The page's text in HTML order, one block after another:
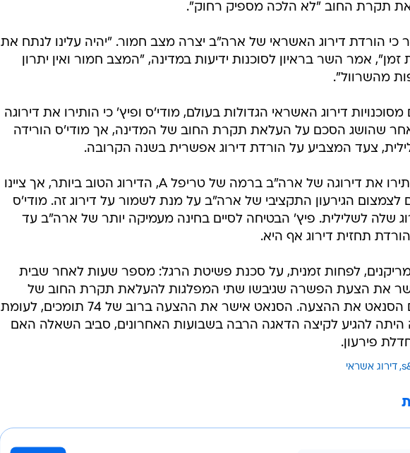
תקרת החוב "לא הלכה מספיק רחוק".
הורדת דירוג האשראי של ארה"ב יצרה מצב חמור. "יהיה עלינו לנתח את
אמר השר בראיון לסוכנות ידיעות במדינה, "המצב חמור ואין יתרון
מהשרוול".
מסוכנויות דירוג האשראי הגדולות בעולם, מודי'ס ופיץ' כי הותירו את דירוגה
שהושג הסכם על העלאת תקרת החוב של המדינה, אך מודי'ס הורידה
צעד המצביע על הורדת דירוג אפשרית בשנה הקרובה.
סוכנויות מודי'ס ופיץ' הותירו את דירוגה של ארה"ב ברמה של טריפל A, הדירוג הטוב ביותר, אך ציינו
לצמצום הגירעון התקציבי של ארה"ב על מנת לשמור על דירוג זה. מודי'ס
שלה לשלילית. פיץ' הבטיחה לסיים בחינה מעמיקה יותר של ארה"ב עד
תחזית דירוג אף היא.
לפחות זמנית, על סכנת פשיטת הרגל: מספר שעות לאחר שבית
את הצעת הפשרה שגיבשו שתי המפלגות להעלאת תקרת החוב של
ארצות הברית, אישר גם הסנאט את ההצעה. הסנאט אישר את ההצעה ברוב של 74 תומכים, לעומת
היתה להגיע לקיצה הדאגה הרבה בשבועות האחרונים, סביב השאלה האם
פירעון.
דירוג אשראי